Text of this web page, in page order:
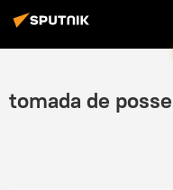
tomada de posse